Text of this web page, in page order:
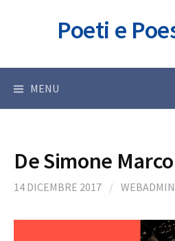
Poeti e
MENU
De Simone Marco
14 DICEMBRE 2017 / WEBADMIN